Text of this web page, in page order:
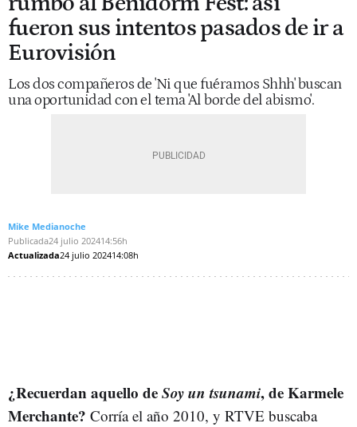
fueron sus intentos pasados de ir a
Eurovisión
Los dos compañeros de 'Ni que fuéramos Shhh' buscan
una oportunidad con el tema 'Al borde del abismo'.
Mike Medianoche
Publicada24 julio 202414:56h
Actualizada24 julio 202414:08h
¿Recuerdan aquello deSoy un tsunami, de Karmele
Merchante? Corría el año 2010, y RTVE buscaba